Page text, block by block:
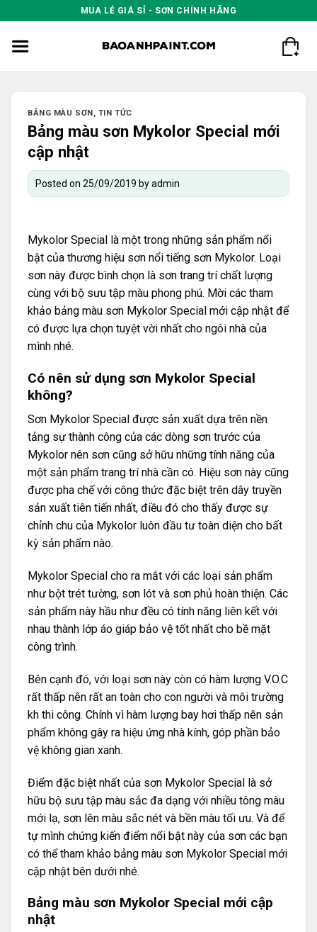
to
content
MUA LẺ GIÁ SỈ - SƠN CHÍNH HÃNG
BẢNG MÀU SƠN, TIN TỨC
Bảng màu sơn Mykolor Special mới
cập nhật
Posted on 25/09/2019 byadmin
Mykolor Special là một trong những sản phẩm nổi
bật của thương hiệu sơn nổi tiếng sơn Mykolor. Loại
sơn này được bình chọn là sơn trang trí chất lượng
cùng với bộ sưu tập màu phong phú. Mời các tham
khảo bảng màu sơn Mykolor Special mới cập nhật để
có được lựa chọn tuyệt vời nhất cho ngôi nhà của
mình nhé.
Có nên sử dụng sơn Mykolor Special
không?
Sơn Mykolor Special được sản xuất dựa trên nền
tảng sự thành công của các dòng sơn trước của
Mykolor nên sơn cũng sở hữu những tính năng của
một sản phẩm trang trí nhà cần có. Hiệu sơn này cũng
được pha chế với công thức đặc biệt trên dây truyền
sản xuất tiên tiến nhất, điều đó cho thấy được sự
chỉnh chu của Mykolor luôn đầu tư toàn diện cho bất
kỳ sản phẩm nào.
Mykolor Special cho ra mắt với các loại sản phẩm
như bột trét tường, sơn lót và sơn phủ hoàn thiện. Các
sản phẩm này hầu như đều có tính năng liên kết với
nhau thành lớp áo giáp bảo vệ tốt nhất cho bề mặt
công trình.
Bên cạnh đó, với loại sơn này còn có hàm lượng V.O.C
rất thấp nên rất an toàn cho con người và môi trường
kh thi công. Chính vì hàm lượng bay hơi thấp nên sản
phẩm không gây ra hiệu ứng nhà kính, góp phần bảo
vệ không gian xanh.
Điểm đặc biệt nhất của sơn Mykolor Special là sở
hữu bộ sưu tập màu sắc đa dạng với nhiều tông màu
mới lạ, sơn lên màu sắc nét và bền màu tối ưu. Và để
tự mình chứng kiến điểm nổi bật này của sơn các bạn
có thể tham khảo bảng màu sơn Mykolor Special mới
cập nhật bên dưới nhé.
Bảng màu sơn Mykolor Special mới cập
nhật